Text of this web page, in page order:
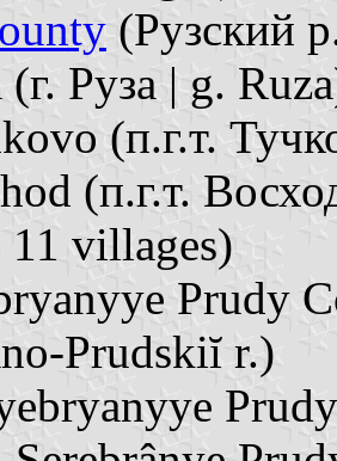
(Рузский
(г. Руза | g.
(п.г.т.
(п.г.т.
11 villages)
Prudy
Prudskiĭ r.)